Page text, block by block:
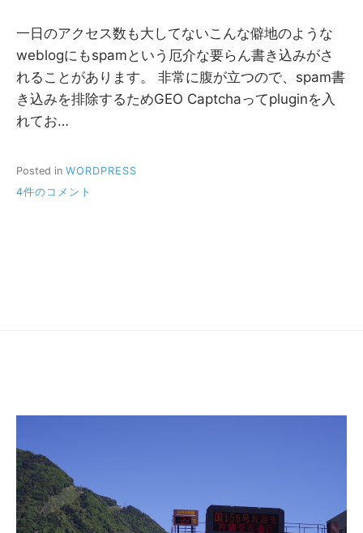
一日のアクセス数も大してないこんな僻地のような
weblogにもspamという厄介な要らん書き込みがさ
れることがあります。 非常に腹が立つので、spam書
き込みを排除するためGEO Captchaってpluginを入
れてお…
Posted in WORDPRESS
SPAM
4件のコメント